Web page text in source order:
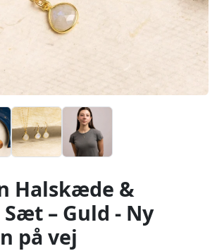
Halskæde &
– Guld - Ny
på vej